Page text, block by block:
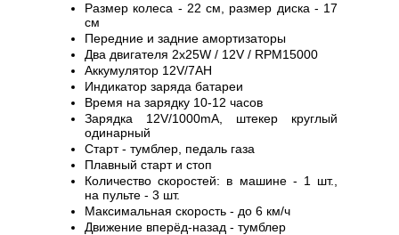
Размер колеса - 22 см, размер диска - 17
см
Передние и задние амортизаторы
Два двигателя 2х25W / 12V / RPM15000
Аккумулятор 12V/7AH
Индикатор заряда батареи
Время на зарядку 10-12 часов
Зарядка 12V/1000mA, штекер круглый
одинарный
Старт - тумблер, педаль газа
Плавный старт и стоп
Количество скоростей: в машине - 1 шт.,
на пульте - 3 шт.
Максимальная скорость - до 6 км/ч
Движение вперёд-назад - тумблер